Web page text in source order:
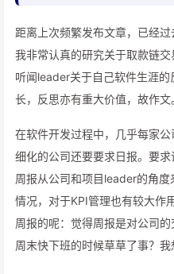
距离上次频繁发布文章，已经过
我非常认真的研究关于取款链
听闻leader关于自己软件生涯
长，反思亦有重大价值，故作文
在软件开发过程中，几乎每家
细化的公司还要要求日报。要求
周报从公司和项目leader的角
情况，对于KPI管理也有较大作
周报的呢：觉得周报是对公司
周末快下班的时候草草了事？我